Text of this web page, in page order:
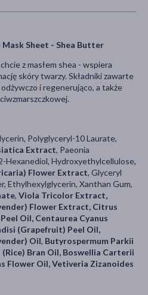
Sheet - Shea Butter
z masłem shea - wspiera
skóry twarzy. Składniki zawarte
i regenerująco, a także
Polyglyceryl-10 Laurate,
Extract, Paeonia
Hexanediol, Hydroxyethylcellulose,
Flower Extract, Glyceryl
Ethylhexylglycerin, Xanthan Gum,
, Viola Tricolor Extract,
Flower Extract, Citrus
Oil, Centaurea Cyanus
(Grapefruit) Peel Oil,
Oil, Butyrospermum Parkii
(Rice) Bran Oil, Boswellia Carterii
Flower Oil, Vetiveria Zizanoides